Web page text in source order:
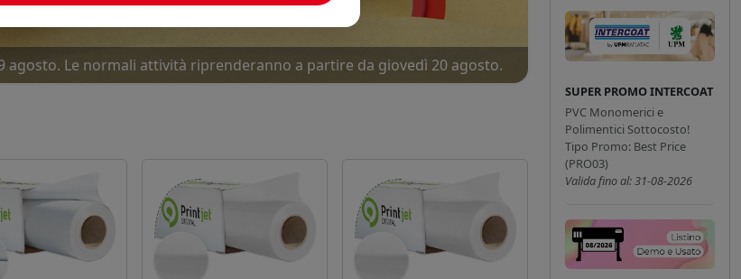
agosto. Le normali attività riprenderanno a partire da giovedì 20 agosto.
SUPER PROMO INTERCOAT
PVC Monomerici e
Polimentici Sottocosto!
Tipo Promo: Best Price
(PRO03)
Valida fino al: 31-08-2026